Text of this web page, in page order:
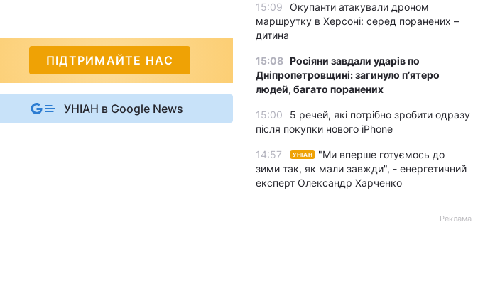
ПІДТРИМАЙТЕ НАС
УНІАН в Google News
15:09
Окупанти атакували дроном
маршрутку в Херсоні: серед поранених –
дитина
15:08 Росіяни завдали ударів по
Дніпропетровщині: загинуло пʼятеро
людей, багато поранених
15:00
5 речей, які потрібно зробити одразу
після покупки нового iPhone
14:57 УНІАН
"Ми вперше готуємось до
зими так, як мали завжди", - енергетичний
експерт Олександр Харченко
Реклама